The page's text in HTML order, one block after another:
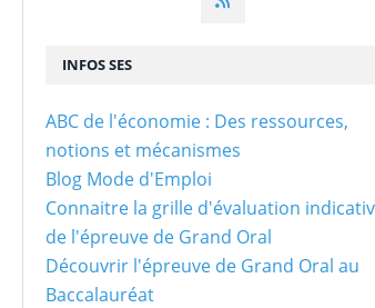
INFOS SES
ABC de l'économie : Des ressources,
notions et mécanismes
Blog Mode d'Emploi
Connaitre la grille d'évaluation
de l'épreuve de Grand Oral
Découvrir l'épreuve de Grand Oral au
Baccalauréat